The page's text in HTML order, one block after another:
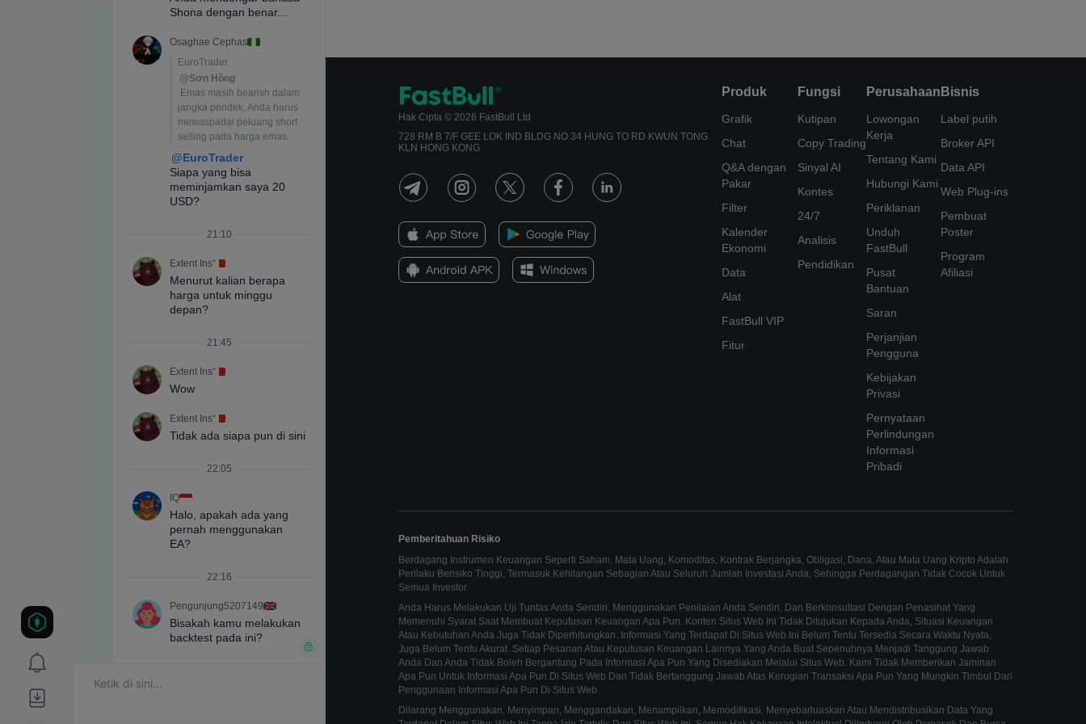
Hak Cipta © 2026 FastBull Ltd
728 RM B 7/F GEE LOK IND BLDG NO 34 HUNG TO RD KWUN TONG
KLN HONG KONG
Produk
Grafik
Chat
Q&A dengan
Pakar
Filter
Kalender
Ekonomi
Data
Alat
FastBull VIP
Fitur
Fungsi
Kutipan
Copy Trading
Sinyal AI
Kontes
24/7
Analisis
Pendidikan
Perusahaan
Lowongan
Kerja
Tentang Kami
Hubungi Kami
Periklanan
Unduh
FastBull
Pusat
Bantuan
Saran
Perjanjian
Pengguna
Kebijakan
Privasi
Pernyataan
Perlindungan
Informasi
Pribadi
Bisnis
Label putih
Broker API
Data API
Web Plug-ins
Pembuat
Poster
Program
Afiliasi
Pemberitahuan Risiko
Berdagang Instrumen Keuangan Seperti Saham, Mata Uang, Komoditas, Kontrak Berjangka, Obligasi, Dana, Atau Mata Uang Kripto Adalah
Perilaku Berisiko Tinggi, Termasuk Kehilangan Sebagian Atau Seluruh Jumlah Investasi Anda, Sehingga Perdagangan Tidak Cocok Untuk
Semua Investor.
Anda Harus Melakukan Uji Tuntas Anda Sendiri, Menggunakan Penilaian Anda Sendiri, Dan Berkonsultasi Dengan Penasihat Yang
Memenuhi Syarat Saat Membuat Keputusan Keuangan Apa Pun. Konten Situs Web Ini Tidak Ditujukan Kepada Anda, Situasi Keuangan
Atau Kebutuhan Anda Juga Tidak Diperhitungkan. Informasi Yang Terdapat Di Situs Web Ini Belum Tentu Tersedia Secara Waktu Nyata,
Juga Belum Tentu Akurat. Setiap Pesanan Atau Keputusan Keuangan Lainnya Yang Anda Buat Sepenuhnya Menjadi Tanggung Jawab
Anda Dan Anda Tidak Boleh Bergantung Pada Informasi Apa Pun Yang Disediakan Melalui Situs Web. Kami Tidak Memberikan Jaminan
Apa Pun Untuk Informasi Apa Pun Di Situs Web Dan Tidak Bertanggung Jawab Atas Kerugian Transaksi Apa Pun Yang Mungkin Timbul Dari
Penggunaan Informasi Apa Pun Di Situs Web.
Dilarang Menggunakan, Menyimpan, Menggandakan, Menampilkan, Memodifikasi, Menyebarluaskan Atau Mendistribusikan Data Yang